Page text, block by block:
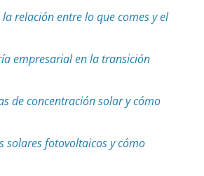
relación entre lo que comes y el
empresarial en la transición
de concentración solar y cómo
solares fotovoltaicos y cómo